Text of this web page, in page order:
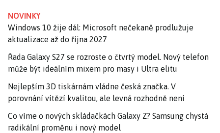
NOVINKY
Windows 10 žije dál: Microsoft nečekaně prodlužuje
aktualizace až do října 2027
Řada Galaxy S27 se rozroste o čtvrtý model. Nový telefon
může být ideálním mixem pro masy i Ultra elitu
Nejlepším 3D tiskárnám vládne česká značka. V
porovnání vítězí kvalitou, ale levná rozhodně není
Co víme o nových skládačkách Galaxy Z? Samsung chystá
radikální proměnu i nový model